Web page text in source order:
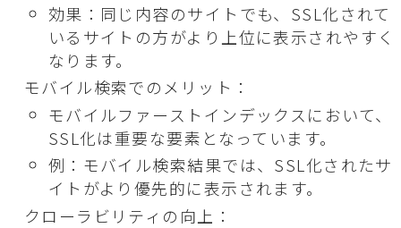
効果：同じ内容のサイトでも、SSL化されて
いるサイトの方がより上位に表示されやすく
なります。
モバイル検索でのメリット：
モバイルファーストインデックスにおいて、
SSL化は重要な要素となっています。
例：モバイル検索結果では、SSL化されたサ
イトがより優先的に表示されます。
クローラビリティの向上：